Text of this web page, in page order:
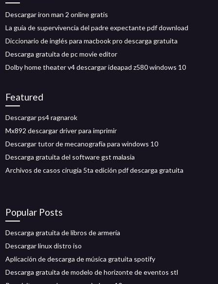
Descargar iron man 2 online gratis
La guía de supervivencia del padre expectante pdf download
Diccionario de inglés para macbook pro descarga gratuita
Descarga gratuita de pc movie editor
Dolby home theater v4 descargar ideapad z580 windows 10
Featured
Descargar ps4 ragnarok
Mx892 descargar driver para imprimir
Descargar tutor de mecanografía para windows 10
Descarga gratuita del software gst malasia
Archivos de casos cirugía 5ta edición pdf descarga gratuita
Popular Posts
Descarga gratuita de libros de armería
Descargar linux distro iso
Aplicación de descarga de música gratuita spotify
Descarga gratuita de modelo de horizonte de eventos stl